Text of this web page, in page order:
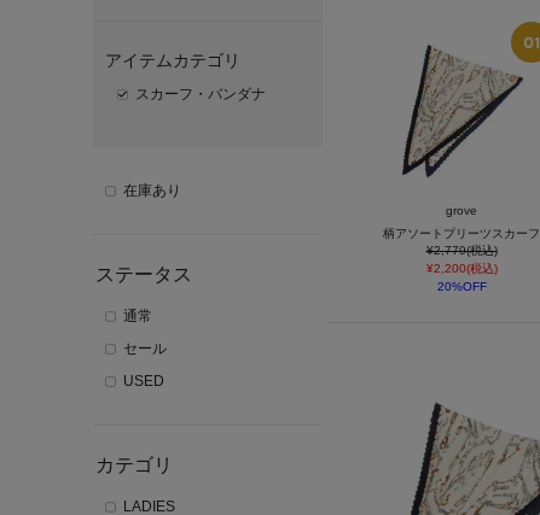
アイテムカテゴリ
スカーフ・バンダナ
在庫あり
ステータス
通常
セール
USED
カテゴリ
LADIES
grove
柄アソートプリーツスカーフ
¥2,779(税込)
¥2,200(税込)
20%OFF